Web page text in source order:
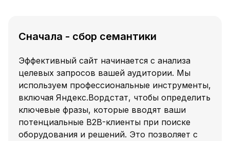
Сначала - сбор семантики
Эффективный сайт начинается с анализа
целевых запросов вашей аудитории. Мы
используем профессиональные инструменты,
включая Яндекс.Вордстат, чтобы определить
ключевые фразы, которые вводят ваши
потенциальные B2B-клиенты при поиске
оборудования и решений. Это позволяет с